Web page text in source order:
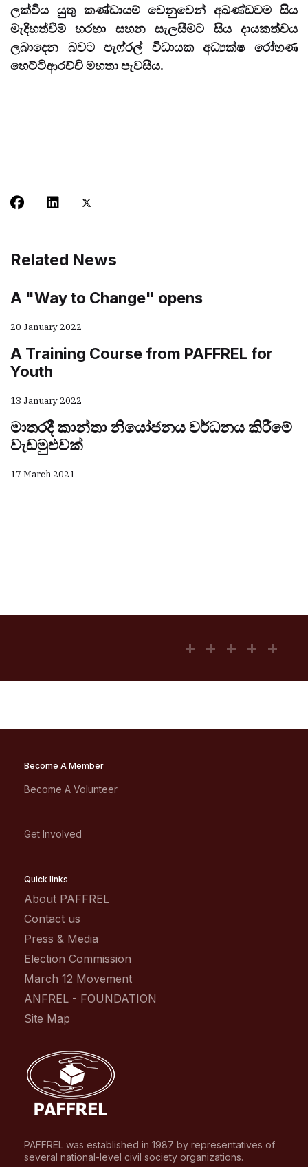
ලක්විය යුතු කණ්ඩායම් වෙනුවෙන් අඛණ්ඩවම සිය
මැදිහත්වීම් හරහා සහන සැලසීමට සිය දායකත්වය
ලබාදෙන බවට පැෆ්රල් විධායක අධ්‍යක්ෂ රෝහණ
හෙට්ටිආරච්චි මහතා පැවසීය.
Related News
A "Way to Change" opens
20 January 2022
A Training Course from PAFFREL for
Youth
13 January 2022
මාතරදී කාන්තා නියෝජනය වර්ධනය කිරීමේ
වැඩමුළුවක්
17 March 2021
Become A Member
Become A Volunteer
Get Involved
Quick links
About PAFFREL
Contact us
Press & Media
Election Commission
March 12 Movement
ANFREL - FOUNDATION
Site Map
PAFFREL was established in 1987 by representatives of
several national-level civil society organizations.